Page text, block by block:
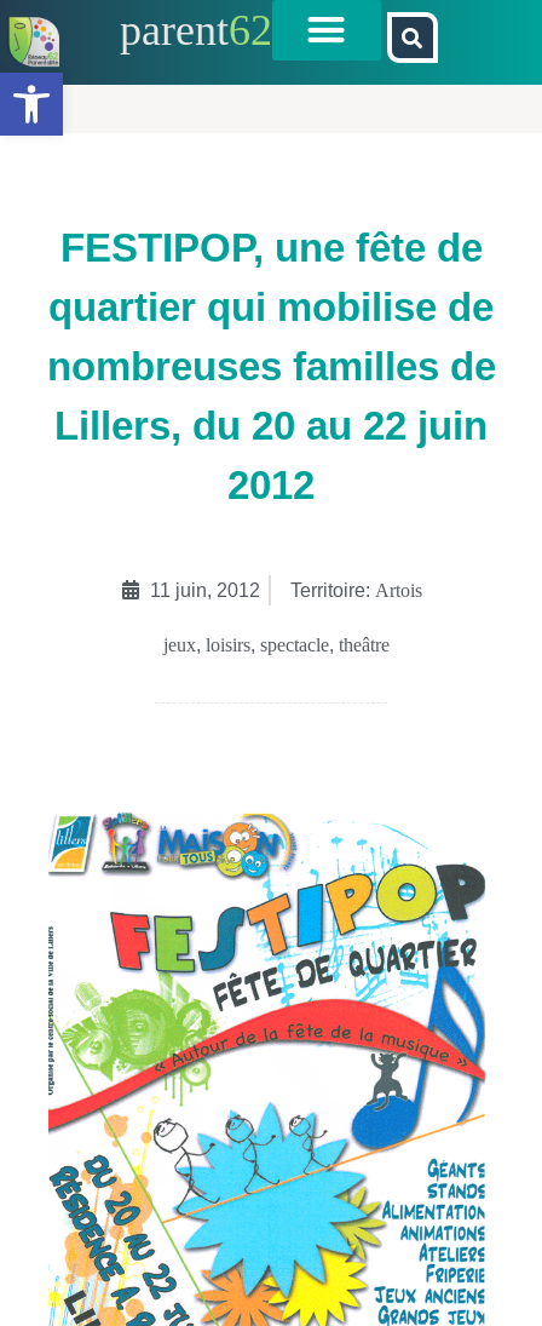
Ouvrir la barre d’outils
parent62
FESTIPOP, une fête de
quartier qui mobilise de
nombreuses familles de
Lillers, du 20 au 22 juin
2012
11 juin, 2012 Territoire: Artois
jeux, loisirs, spectacle, theâtre